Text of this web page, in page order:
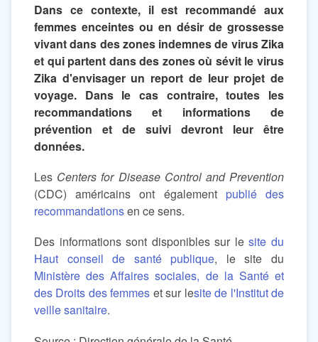
Dans ce contexte, il est recommandé aux
femmes enceintes ou en désir de grossesse
vivant dans des zones indemnes de virus Zika
et qui partent dans des zones où sévit le virus
Zika d'envisager un report de leur projet de
voyage. Dans le cas contraire, toutes les
recommandations et informations de
prévention et de suivi devront leur être
données.
Les Centers for Disease Control and Prevention
(CDC) américains ont également publié des
recommandationsen ce sens.
Des informations sont disponibles sur lesite du
Haut conseil de santé publique, le site du
Ministère des Affaires sociales, de la Santé et
des Droits des femmes et sur lesite de l'Institut de
veille sanitaire.